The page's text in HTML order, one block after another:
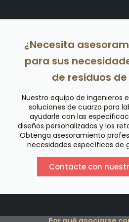
¿Necesita
para sus
de residuos
Nuestro equipo de ingenieros
soluciones de cuarzo para
ayudarle con las
diseños personalizados y los
Obtenga asesoramiento
necesidades específicas de
Contacte con